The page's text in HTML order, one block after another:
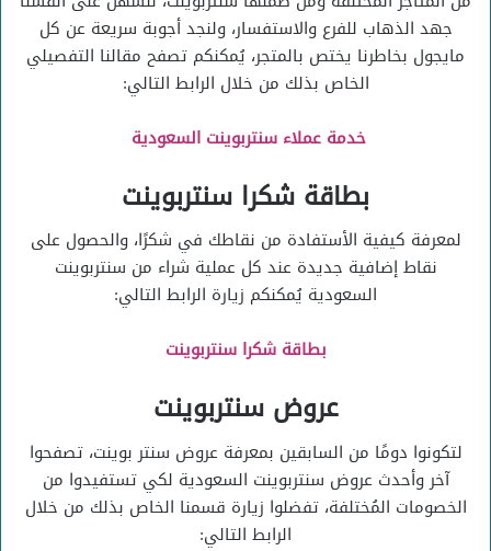
جهد الذهاب للفرع والاستفسار، ولنجد أجوبة سريعة عن كل
مايجول بخاطرنا يختص بالمتجر، يُمكنكم تصفح مقالنا التفصيلي
الخاص بذلك من خلال الرابط التالي:
خدمة عملاء سنتربوينت السعودية
بطاقة شكرا سنتربوينت
لمعرفة كيفية الأستفادة من نقاطك في شكرًا، والحصول على
نقاط إضافية جديدة عند كل عملية شراء من سنتربوينت
السعودية يُمكنكم زيارة الرابط التالي:
بطاقة شكرا سنتربوينت
عروض سنتربوينت
لتكونوا دومًا من السابقين بمعرفة عروض سنتر بوينت، تصفحوا
آخر وأحدث عروض سنتربوينت السعودية لكي تستفيدوا من
الخصومات المُختلفة، تفضلوا زيارة قسمنا الخاص بذلك من خلال
الرابط التالي: